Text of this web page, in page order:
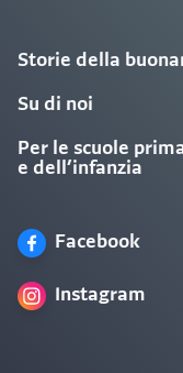
Storie della
Su di noi
Per le scuole
e dell’infanzia
Facebook
Instagram